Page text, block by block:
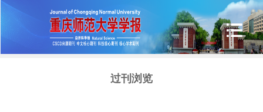
过刊浏览